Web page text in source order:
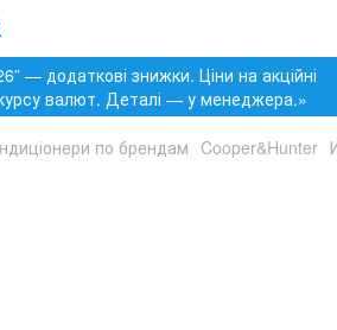
— додаткові знижки. Ціни на акційні
валют. Деталі — у менеджера.»
по брендам Cooper&Hunter